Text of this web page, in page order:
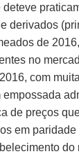
deteve
derivados
de
no
com
de preços
em
do